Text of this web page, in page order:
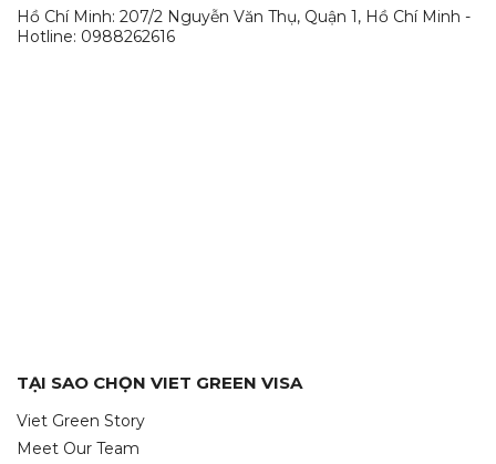
Hồ Chí Minh: 207/2 Nguyễn Văn Thụ, Quận 1, Hồ Chí Minh -
Hotline: 0988262616
TẠI SAO CHỌN VIET GREEN VISA
Viet Green Story
Meet Our Team